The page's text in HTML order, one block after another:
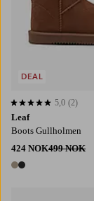
Leaf
Boots Gullholmen
424 NOK499 NOK
2 farger
5,0 basert på 2
5,0 (2)
DEAL